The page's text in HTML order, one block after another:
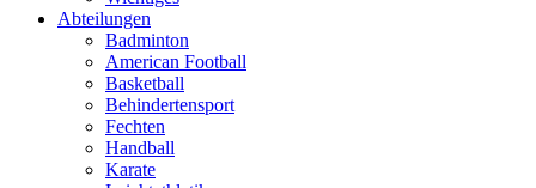
Abteilungen
Badminton
American Football
Basketball
Behindertensport
Fechten
Handball
Karate